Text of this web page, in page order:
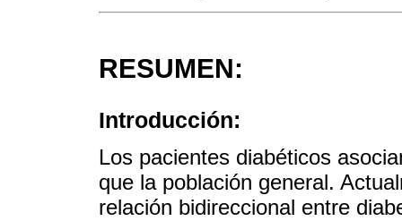
RESUMEN:
Introducción:
Los pacientes diabéticos
que la población general.
relación bidireccional entre